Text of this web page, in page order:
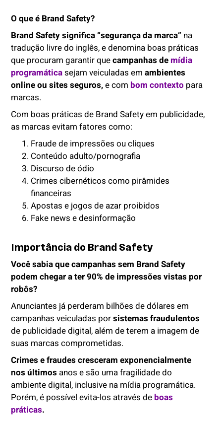
O que é Brand Safety?
Brand Safety significa “segurança da marca” na
tradução livre do inglês, e denomina boas práticas
que procuram garantir quecampanhas de mídia
programáticasejam veiculadas emambientes
online ou sites seguros,e com bom contexto para
marcas.
Com boas práticas de Brand Safety em publicidade,
as marcas evitam fatores como:
Fraude de impressões ou cliques
Conteúdo adulto/pornografia
Discurso de ódio
Crimes cibernéticos como pirâmides
financeiras
Apostas e jogos de azar proibidos
Fake news e desinformação
Importância do Brand Safety
Você sabia que campanhas sem Brand Safety
podem chegar a ter 90% de impressões vistas por
robôs?
Anunciantes já perderam bilhões de dólares em
campanhas veiculadas porsistemas fraudulentos
de publicidade digital, além de terem a imagem de
suas marcas comprometidas.
Crimes e fraudes cresceram exponencialmente
nos últimos anos e são uma fragilidade do
ambiente digital, inclusive na mídia programática.
Porém, é possível evita-los através de boas
práticas.